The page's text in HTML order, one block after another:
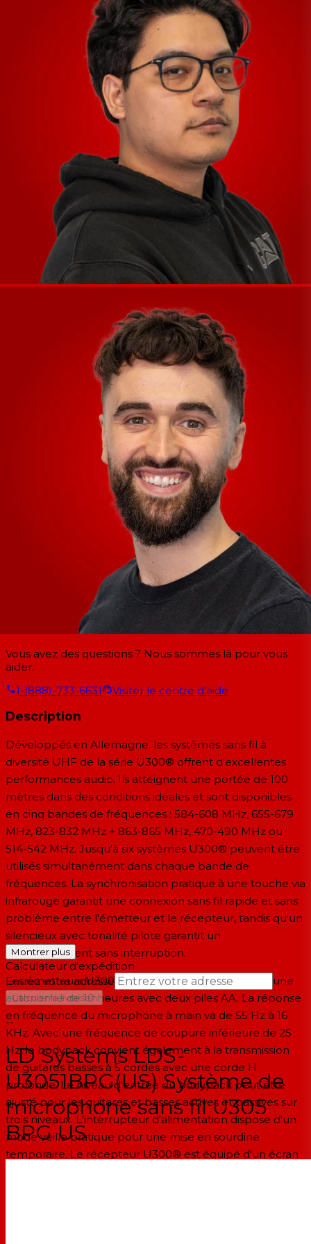
Vous avez des questions ? Nous sommes là pour vous
aider.
1-(888)-733-6631
Visiter le centre d'aide
Description
Développés en Allemagne, les systèmes sans fil à
diversité UHF de la série U300® offrent d'excellentes
performances audio. Ils atteignent une portée de 100
mètres dans des conditions idéales et sont disponibles
en cinq bandes de fréquences : 584-608 MHz, 655-679
MHz, 823-832 MHz + 863-865 MHz, 470-490 MHz ou
514-542 MHz. Jusqu'à six systèmes U300® peuvent être
utilisés simultanément dans chaque bande de
fréquences. La synchronisation pratique à une touche via
infrarouge garantit une connexion sans fil rapide et sans
problème entre l'émetteur et le récepteur, tandis qu'un
silencieux avec tonalité pilote garantit un
fonctionnement sans interruption.
Les émetteurs U300® ont une sortie de 10 mW et une
autonomie de 10 heures avec deux piles AA. La réponse
en fréquence du microphone à main va de 55 Hz à 16
KHz. Avec une fréquence de coupure inférieure de 25
Hz, le bodypack convient également à la transmission
de guitares basses à 5 cordes avec une corde H
profonde. Le niveau d'entrée du bodypack peut être
ajusté pour les guitares et basses actives et passives sur
trois niveaux. L'interrupteur d'alimentation dispose d'un
mode veille pratique pour une mise en sourdine
temporaire. Le récepteur U300® est équipé d'un écran
Montrer plus
Calculateur d'expédition
Entrez votre adresse
Calculer la livraison →
--
LD Systems LDS-
U3051BPG(US) Système de
microphone sans fil U305
BPG US